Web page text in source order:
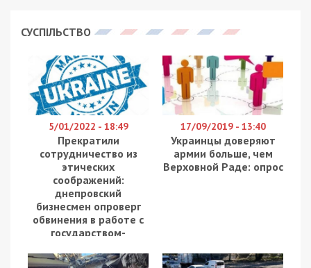
СУСПІЛЬСТВО
5/01/2022 - 18:49
Прекратили
сотрудничество из
этических
соображений:
днепровский
бизнесмен опроверг
обвинения в работе с
государством-
17/09/2019 - 13:40
Украинцы доверяют
армии больше, чем
Верховной Раде: опрос